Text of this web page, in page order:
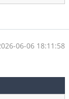
06-06 18:11:58